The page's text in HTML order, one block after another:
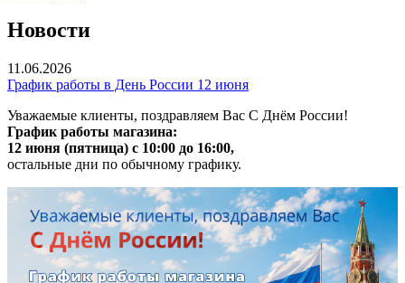
Новости
11.06.2026
График работы в День России 12 июня
Уважаемые клиенты, поздравляем Вас С Днём России!
График работы магазина:
12 июня (пятница) с 10:00 до 16:00,
остальные дни по обычному графику.